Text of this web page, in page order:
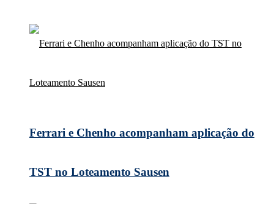
Ferrari e Chenho acompanham aplicação do
TST no Loteamento Sausen